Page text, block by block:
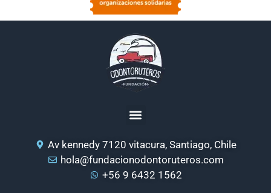
Av kennedy 7120 vitacura, Santiago, Chile
hola@fundacionodontoruteros.com
+56 9 6432 1562